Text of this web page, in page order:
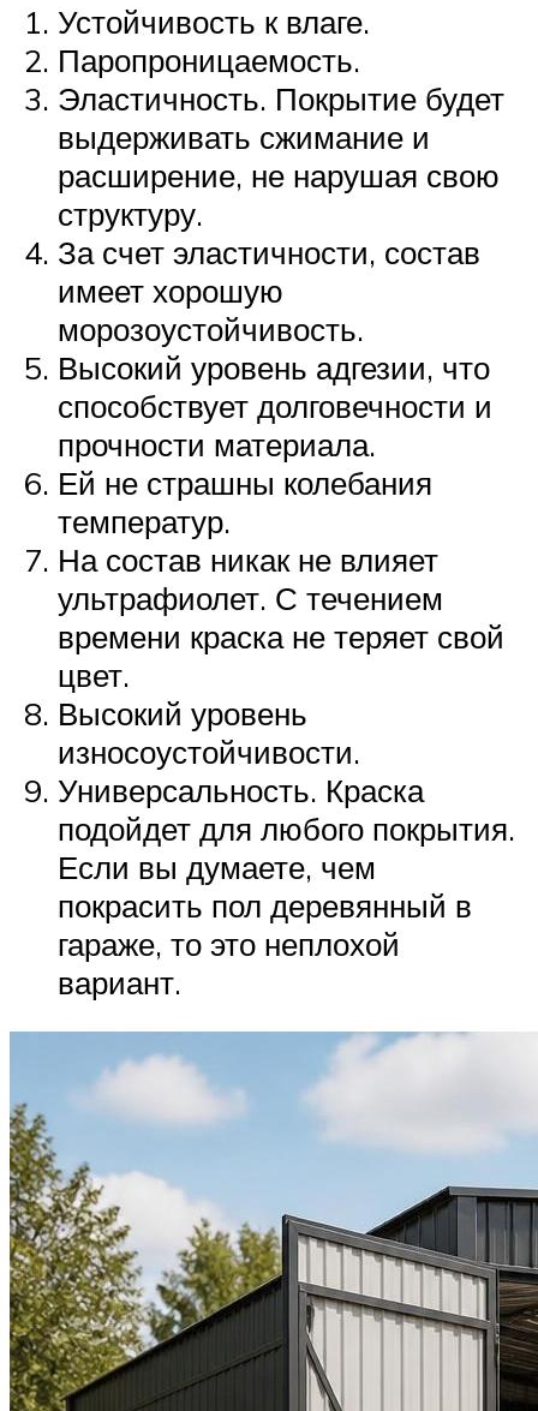
Устойчивость к влаге.
Паропроницаемость.
Эластичность. Покрытие будет
выдерживать сжимание и
расширение, не нарушая свою
структуру.
За счет эластичности, состав
имеет хорошую
морозоустойчивость.
Высокий уровень адгезии, что
способствует долговечности и
прочности материала.
Ей не страшны колебания
температур.
На состав никак не влияет
ультрафиолет. С течением
времени краска не теряет свой
цвет.
Высокий уровень
износоустойчивости.
Универсальность. Краска
подойдет для любого покрытия.
Если вы думаете, чем
покрасить пол деревянный в
гараже, то это неплохой
вариант.